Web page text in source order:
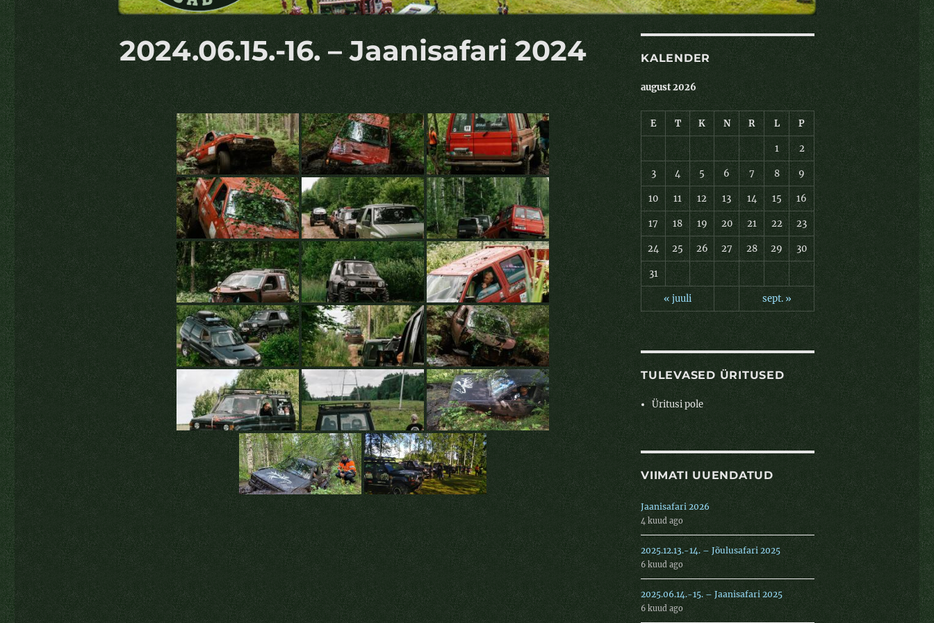
2024.06.15.-16. – Jaanisafari 2024 KALENDER
august 2026
E T K N R L P
1 2
3 4 5 6 7 8 9
10 11 12 13 14 15 16
17 18 19 20 21 22 23
24 25 26 27 28 29 30
31
« juuli sept. »
TULEVASED ÜRITUSED
Üritusi pole
VIIMATI UUENDATUD
Jaanisafari 2026
4 kuud ago
2025.12.13.-14. – Jõulusafari 2025
6 kuud ago
2025.06.14.-15. – Jaanisafari 2025
6 kuud ago